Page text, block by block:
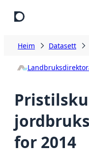
Heim Datasett
for 2014